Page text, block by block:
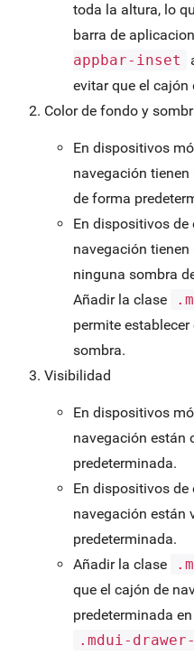
toda la altura, lo
barra de
appbar-inset
evitar que el cajón
Color de fondo y
En dispositivos
navegación
de forma
En dispositivos de
navegación
ninguna sombra
Añadir la clase
permite
sombra.
Visibilidad
En dispositivos
navegación están
predeterminada.
En dispositivos de
navegación están
predeterminada.
Añadir la clase
que el cajón de
predeterminada
.mdui-